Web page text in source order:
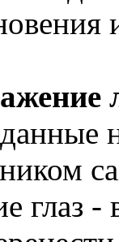
глаз -